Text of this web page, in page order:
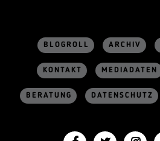
BLOGROLL ARCHIV
KONTAKT MEDIADATEN
BERATUNG DATENSCHUTZ